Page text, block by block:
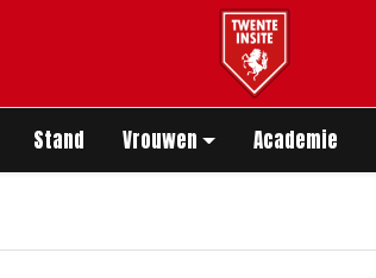
Stand Vrouwen Academie